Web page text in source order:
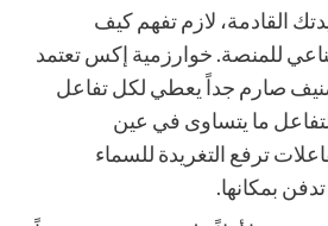
القادمة، لازم تفهم كيف
للمنصة. خوارزمية إكس تعتمد
صارم جداً يعطي لكل تفاعل
ما يتساوى في عين
ترفع التغريدة للسماء
بمكانها.